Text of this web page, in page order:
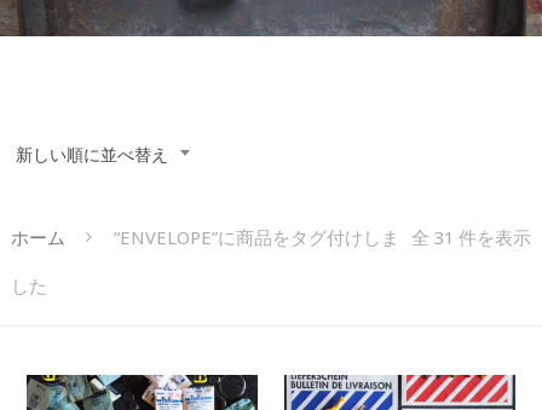
新しい順に並べ替え
全 31 件を表示
ホーム
“ENVELOPE”に商品をタグ付けしま
した